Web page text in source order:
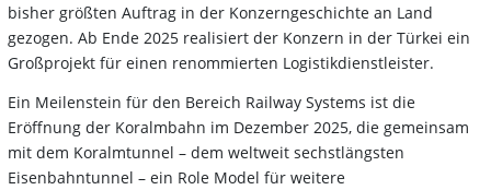
bisher größten Auftrag in der Konzerngeschichte an Land
gezogen. Ab Ende 2025 realisiert der Konzern in der Türkei ein
Großprojekt für einen renommierten Logistikdienstleister.
Ein Meilenstein für den Bereich Railway Systems ist die
Eröffnung der Koralmbahn im Dezember 2025, die gemeinsam
mit dem Koralmtunnel – dem weltweit sechstlängsten
Eisenbahntunnel – ein Role Model für weitere